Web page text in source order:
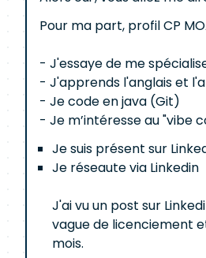
Pour ma part, profil CP
- J'essaye de me
- J'apprends l'anglais et
- Je code en java (Git)
- Je m’intéresse au "vibe
Je suis présent sur
Je réseaute via Linkedin
J'ai vu un post sur
vague de licenciement
mois.